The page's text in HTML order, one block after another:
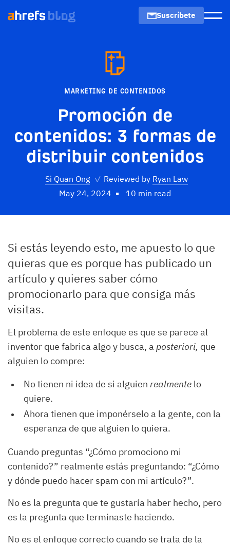
Suscríbete
MARKETING DE CONTENIDOS
Promoción de
contenidos: 3 formas de
distribuir contenidos
Si Quan Ong ✓ Reviewed by Ryan Law
May 24, 2024
10 min read
Si estás leyendo esto, me apuesto lo que
quieras que es porque has publicado un
artículo y quieres saber cómo
promocionarlo para que consiga más
visitas.
El problema de este enfoque es que se parece al
inventor que fabrica algo y busca, a posteriori, que
alguien lo compre:
No tienen ni idea de si alguien realmente lo
quiere.
Ahora tienen que imponérselo a la gente, con la
esperanza de que alguien lo quiera.
Cuando preguntas “¿Cómo promociono mi
contenido?” realmente estás preguntando: “¿Cómo
y dónde puedo hacer spam con mi artículo?”.
No es la pregunta que te gustaría haber hecho, pero
es la pregunta que terminaste haciendo.
No es el enfoque correcto cuando se trata de la